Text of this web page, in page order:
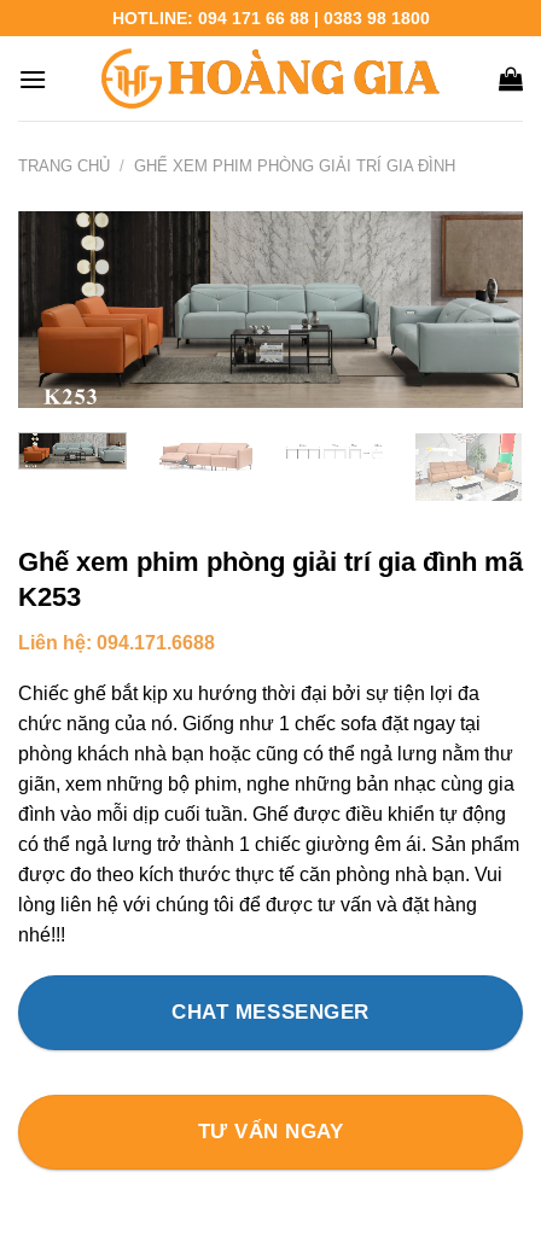
nội
HOTLINE: 094 171 66 88 | 0383 98 1800
TRANG CHỦ / GHẾ XEM PHIM PHÒNG GIẢI TRÍ GIA ĐÌNH
Ghế xem phim phòng giải trí gia đình mã
K253
Liên hệ: 094.171.6688
Chiếc ghế bắt kịp xu hướng thời đại bởi sự tiện lợi đa
chức năng của nó. Giống như 1 chếc sofa đặt ngay tại
phòng khách nhà bạn hoặc cũng có thể ngả lưng nằm thư
giãn, xem những bộ phim, nghe những bản nhạc cùng gia
đình vào mỗi dịp cuối tuần. Ghế được điều khiển tự động
có thể ngả lưng trở thành 1 chiếc giường êm ái. Sản phẩm
được đo theo kích thước thực tế căn phòng nhà bạn. Vui
lòng liên hệ với chúng tôi để được tư vấn và đặt hàng
nhé!!!
CHAT MESSENGER
TƯ VẤN NGAY